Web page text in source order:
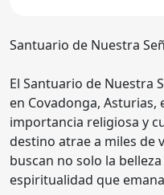
Santuario de Nuestra
El Santuario de Nuestra
en Covadonga, Asturias,
importancia religiosa y
destino atrae a miles de
buscan no solo la
espiritualidad que